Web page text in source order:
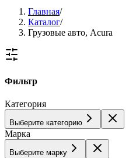
Главная/
Каталог/
Грузовые авто, Acura
Фильтр
Категория
Выберите категорию
Марка
Выберите марку